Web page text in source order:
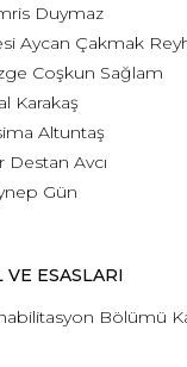
Duymaz
Aycan Çakmak
Coşkun Sağlam
Karakaş
Altuntaş
Avcı
Gün
VE ESASLARI
Bölümü